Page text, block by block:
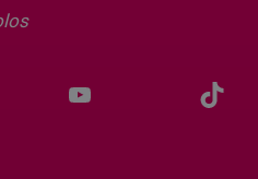
YouTube